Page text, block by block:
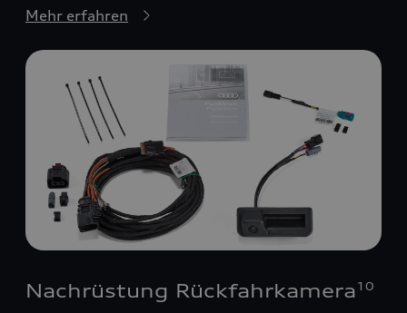
Mehr erfahren
Nachrüstung Rückfahrkamera 10